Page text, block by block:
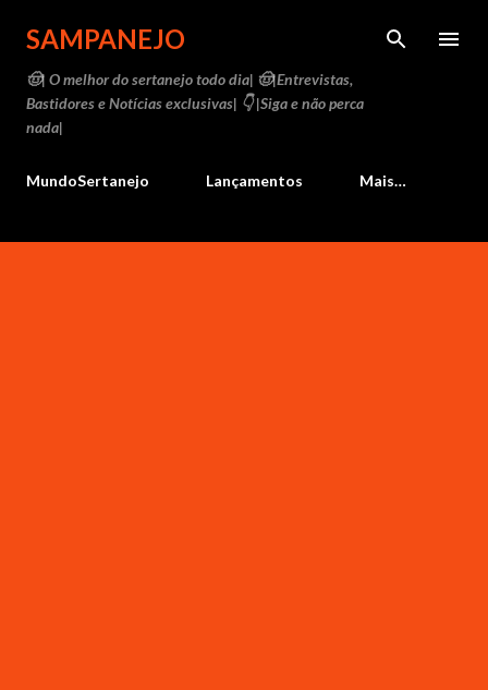
Pular para o conteúdo principal
SAMPANEJO
🤠| O melhor do sertanejo todo dia| 🤠|Entrevistas,
Bastidores e Notícias exclusivas| 👇 |Siga e não perca
nada|
MundoSertanejo Lançamentos Mais…